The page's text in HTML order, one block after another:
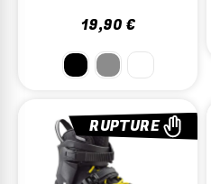
19,90 €
RUPTURE